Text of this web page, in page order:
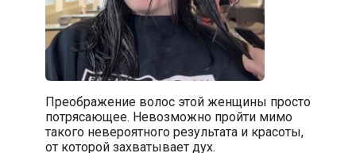
Преображение волос этой женщины просто
потрясающее. Невозможно пройти мимо
такого невероятного результата и красоты,
от которой захватывает дух.